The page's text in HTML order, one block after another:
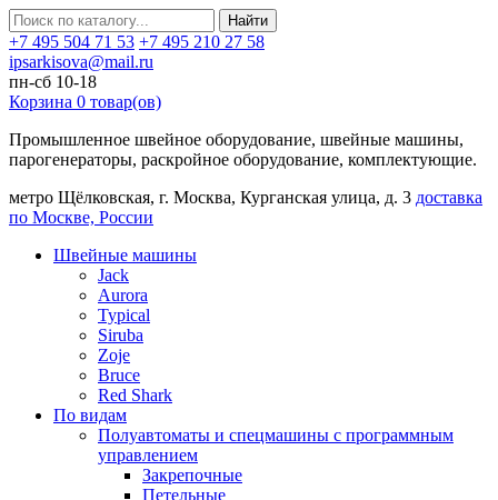
Найти
+7 495 504 71 53 +7 495 210 27 58
ipsarkisova@mail.ru
пн-сб 10-18
Корзина 0 товар(ов)
Промышленное швейное оборудование, швейные машины,
парогенераторы, раскройное оборудование, комплектующие.
метро Щёлковская, г. Москва, Курганская улица, д. 3 доставка
по Москве, России
Швейные машины
Jack
Aurora
Typical
Siruba
Zoje
Bruce
Red Shark
По видам
Полуавтоматы и спецмашины с программным
управлением
Закрепочные
Петельные